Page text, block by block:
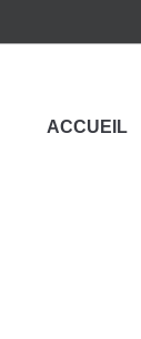
ACCUEIL